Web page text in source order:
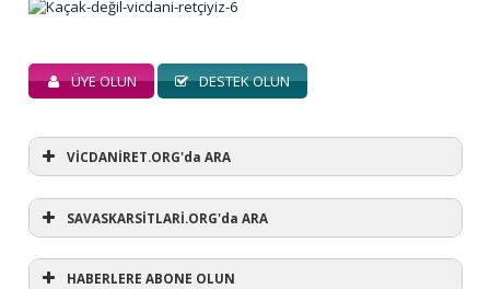
ÜYE OLUN DESTEK OLUN
VİCDANİRET.ORG'da ARA
SAVASKARSİTLARİ.ORG'da ARA
HABERLERE ABONE OLUN